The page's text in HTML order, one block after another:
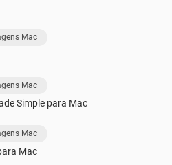
Mac
Mac
Simple para Mac
Mac
Mac